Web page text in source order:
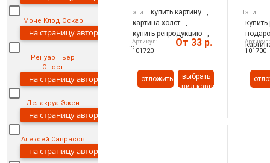
Моне Клод Оскар
на страницу автора
Ренуар Пьер
Огюст
на страницу автора
Делакруа Эжен
на страницу автора
Алексей Саврасов
на страницу автора
Тэги: купить картину
,
картина холст
,
купить репродукцию
,
...Артикул:
101720
От 33 р.
отложить
выбрать
вид картины
Тэги:
Артикул:
101700